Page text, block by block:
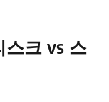
스크 vs 스